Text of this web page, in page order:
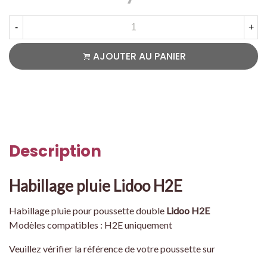
- +
AJOUTER AU PANIER
Description
Habillage pluie Lidoo H2E
Habillage pluie pour poussette double Lidoo H2E
Modèles compatibles : H2E uniquement
Veuillez vérifier la référence de votre poussette sur